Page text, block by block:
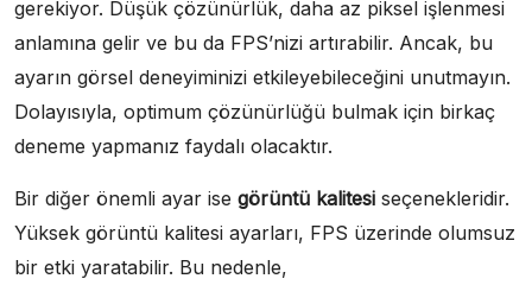
gerekiyor. Düşük çözünürlük, daha az piksel işlenmesi
anlamına gelir ve bu da FPS’nizi artırabilir. Ancak, bu
ayarın görsel deneyiminizi etkileyebileceğini unutmayın.
Dolayısıyla, optimum çözünürlüğü bulmak için birkaç
deneme yapmanız faydalı olacaktır.
Bir diğer önemli ayar ise görüntü kalitesi seçenekleridir.
Yüksek görüntü kalitesi ayarları, FPS üzerinde olumsuz
bir etki yaratabilir. Bu nedenle,